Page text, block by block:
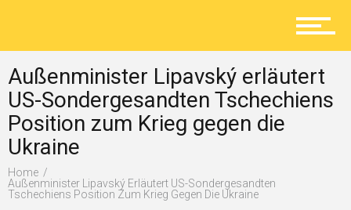
Lokal
Ratgeber
Außenminister Lipavský erläutert
US-Sondergesandten Tschechiens
Position zum Krieg gegen die
Ukraine
Home
Außenminister Lipavský Erläutert US-Sondergesandten
Tschechiens Position Zum Krieg Gegen Die Ukraine